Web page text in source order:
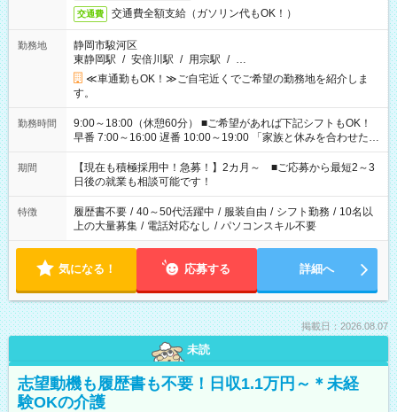
交通費 交通費全額支給（ガソリン代もOK！）
勤務地
静岡市駿河区
東静岡駅 / 安倍川駅 / 用宗駅 / …
≪車通勤もOK！≫ご自宅近くでご希望の勤務地を紹介しま
す。
勤務時間
9:00～18:00（休憩60分） ■ご希望があれば下記シフトもOK！
早番 7:00～16:00 遅番 10:00～19:00 「家族と休みを合わせた
い」 「余裕を持って夕飯の準備がしたい」 「できれば残業はし
たくない」 など、ご希望を教えてくださいね。 ※Wワーク希望
の方へ 今ご覧のお仕事で希望する勤務時間と、もう1つのお仕事
の勤務時間。 合計で週40時間を超える場合は応募できません。
期間
【現在も積極採用中！急募！】2カ月～ ■ご応募から最短2～3
日後の就業も相談可能です！
特徴 履歴書不要 / 40～50代活躍中 / 服装自由 / シフト勤務 / 10名以
上の大量募集 / 電話対応なし / パソコンスキル不要
気になる！ 応募する 詳細へ
掲載日：2026.08.07
未読
志望動機も履歴書も不要！日収1.1万円～＊未経
験OKの介護